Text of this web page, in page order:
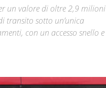
un valore di oltre 2,9 milioni
transito sotto un’unica
con un accesso snello e